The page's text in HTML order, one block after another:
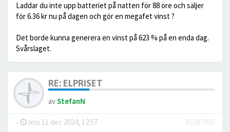
Laddar du inte upp batteriet på natten för 88 öre och säljer
för 6.36 kr nu på dagen och gör en megafet vinst ?
Det borde kunna generera en vinst på 623 % på en enda dag.
Svårslaget.
RE: ELPRISET
avStefanN
- ons 11 dec 2024, 12:57
#1597050